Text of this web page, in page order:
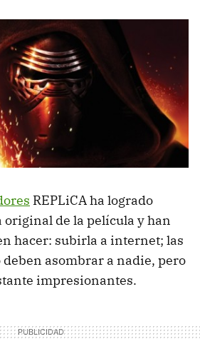
REPLiCA ha logrado
original de la película y han
hacer: subirla a internet; las
asombrar a nadie, pero
impresionantes.